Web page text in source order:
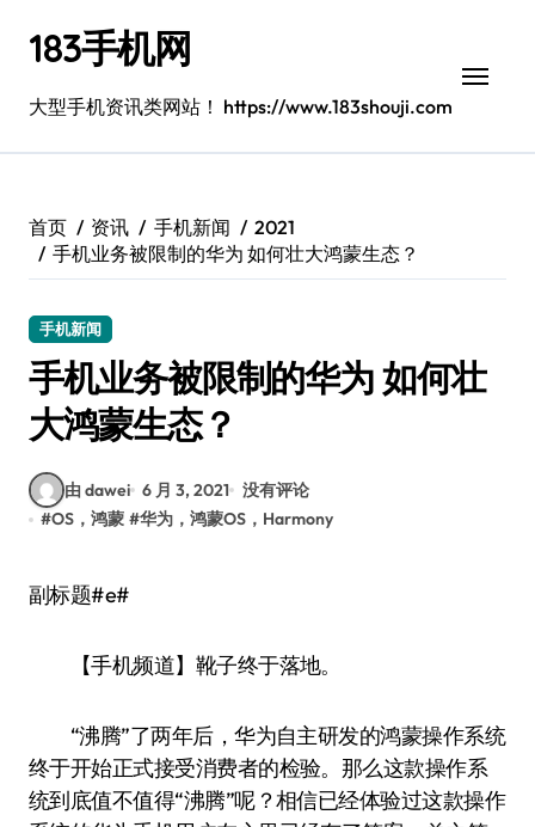
183手机网
大型手机资讯类网站！ https://www.183shouji.com
首页 资讯 手机新闻
2021
手机业务被限制的华为 如何壮大鸿蒙生态？
手机新闻
手机业务被限制的华为 如何壮
大鸿蒙生态？
由 dawei 6 月 3, 2021 没有评论
#OS，鸿蒙 #华为，鸿蒙OS，Harmony
副标题#e#
【手机频道】靴子终于落地。
“沸腾”了两年后，华为自主研发的鸿蒙操作系统
终于开始正式接受消费者的检验。那么这款操作系
统到底值不值得“沸腾”呢？相信已经体验过这款操作